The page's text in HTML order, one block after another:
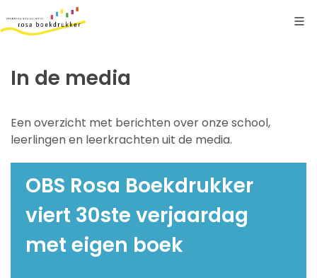
In de media
Een overzicht met berichten over onze school,
leerlingen en leerkrachten uit de media.
OBS Rosa Boekdrukker
viert 30ste verjaardag
met eigen boek